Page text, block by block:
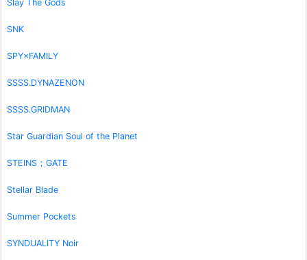
Slay The Gods
SNK
SPY×FAMILY
SSSS.DYNAZENON
SSSS.GRIDMAN
Star Guardian Soul of the Planet
STEINS；GATE
Stellar Blade
Summer Pockets
SYNDUALITY Noir